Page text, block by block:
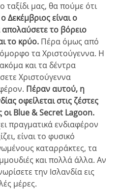
μας, θα πούμε ότι
Δεκέμβριος είναι ο
το βόρειο
το κρύο. Πέρα όμως από
τα Χριστούγεννα. Η
και τα δέντρα
Χριστούγεννα
Πέραν αυτού, η
οφείλεται στις ζέστες
οι Blue & Secret Lagoon.
πραγματικά ενδιαφέρον
είναι το φυσικό
καταρράκτες, τα
και πολλά άλλα. Αν
την Ισλανδία εις
μέρες.